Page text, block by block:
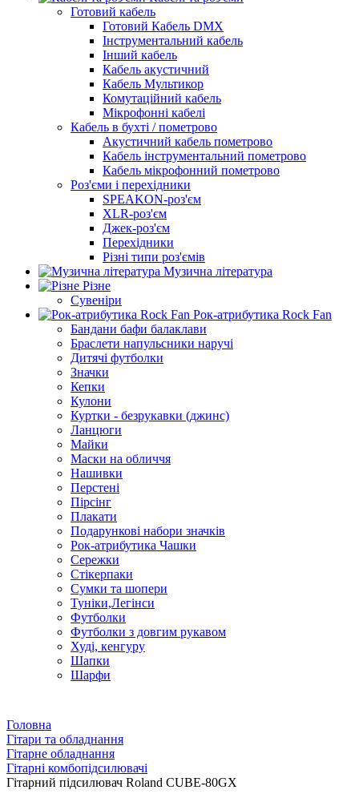
Готовий кабель
Готовий Кабель DMX
Інструментальний кабель
Інший кабель
Кабель акустичний
Кабель Мультикор
Комутаційний кабель
Мікрофонні кабелі
Кабель в бухті / пометрово
Акустичний кабель пометрово
Кабель інструментальний пометрово
Кабель мікрофонний пометрово
Роз'єми і перехідники
SPEAKON-роз'єм
XLR-роз'єм
Джек-роз'єм
Перехідники
Різні типи роз'ємів
Музична література
Різне
Сувеніри
Рок-атрибутика Rock Fan
Бандани бафи балаклави
Браслети напульсники наручі
Дитячі футболки
Значки
Кепки
Кулони
Куртки - безрукавки (джинс)
Ланцюги
Майки
Маски на обличчя
Нашивки
Перстені
Пірсінг
Плакати
Подарункові набори значків
Рок-атрибутика Чашки
Сережки
Стікерпаки
Сумки та шопери
Туніки,Легінси
Футболки
Футболки з довгим рукавом
Худі, кенгуру
Шапки
Шарфи
Головна
Гітари та обладнання
Гітарне обладнання
Гітарні комбопідсилювачі
Гітарний підсилювач Roland CUBE-80GX